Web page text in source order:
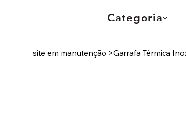
Categoria
site em manutenção >Garrafa Térmica